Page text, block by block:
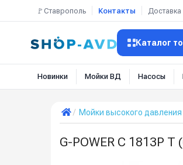
🚩Ставрополь Контакты Доставка
Каталог
Новинки Мойки ВД Насосы
Мойки высокого давления
G-POWER C 1813P T